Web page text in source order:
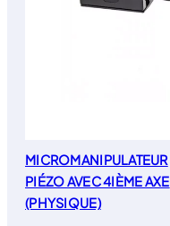
MICROMANIPULATEUR
PIÉZO AVEC 4IÈME AXE
(PHYSIQUE)